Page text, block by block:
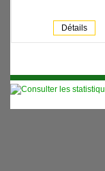
Détails